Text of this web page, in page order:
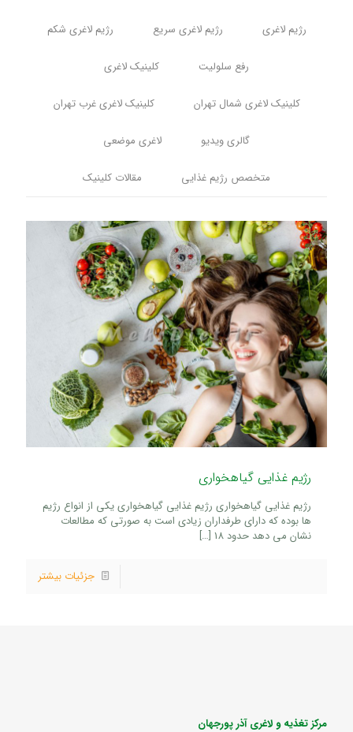
رژیم لاغری رژیم لاغری سریع رژیم لاغری شکم
رفع سلولیت کلینیک لاغری
کلینیک لاغری شمال تهران کلینیک لاغری غرب تهران
گالری ویدیو لاغری موضعی
متخصص رژیم غذایی مقالات کلینیک
رژیم غذایی گیاهخواری
رژیم غذایی گیاهخواری رژیم غذایی گیاهخواری یکی از انواع رژیم
ها بوده که دارای طرفداران زیادی است به صورتی که مطالعات
نشان می دهد حدود 18
[…]
جزئیات بیشتر
مرکز تغذیه و لاغری آذر پورجهان